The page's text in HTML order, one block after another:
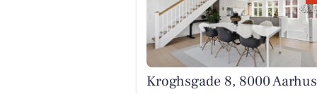
Kroghsgade 8, 8000